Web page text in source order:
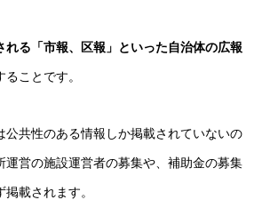
れる「市報、区報」といった自治体の広報
ことです。
公共性のある情報しか掲載されていないの
運営の施設運営者の募集や、補助金の募集
載されます。